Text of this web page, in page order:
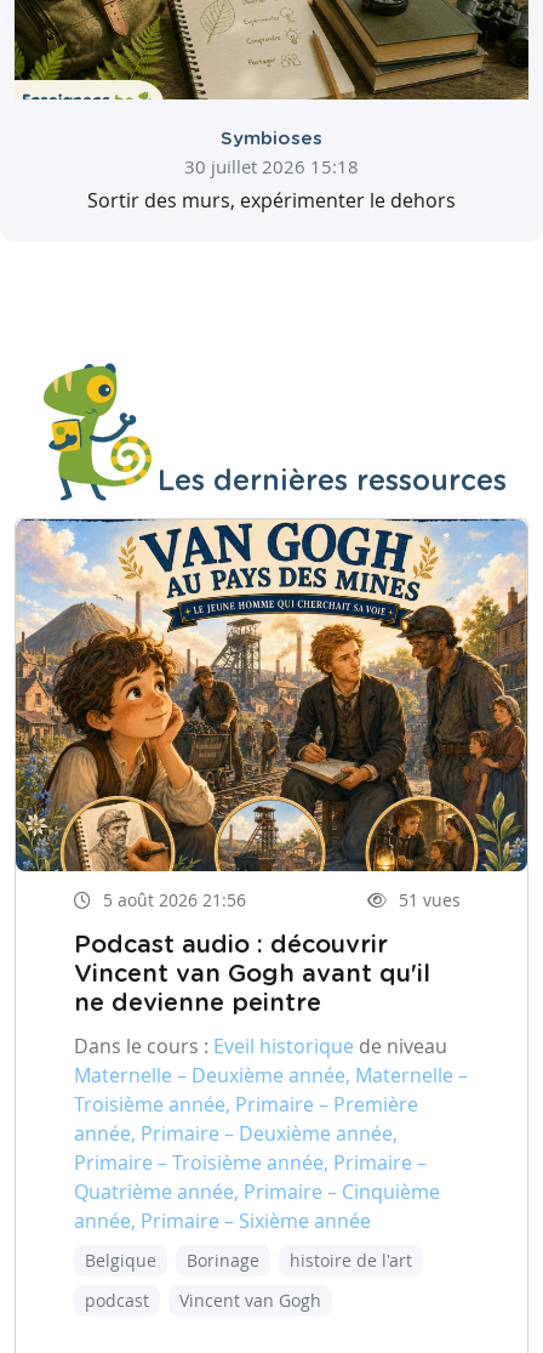
Symbioses
30 juillet 2026 15:18
Sortir des murs, expérimenter le dehors
Les dernières ressources
5 août 2026 21:56 51 vues
Podcast audio : découvrir
Vincent van Gogh avant qu'il
ne devienne peintre
Dans le cours : Eveil historique de niveau
Maternelle – Deuxième année, Maternelle –
Troisième année, Primaire – Première
année, Primaire – Deuxième année,
Primaire – Troisième année, Primaire –
Quatrième année, Primaire – Cinquième
année, Primaire – Sixième année
Belgique Borinage
histoire de l'art
podcast
Vincent van Gogh